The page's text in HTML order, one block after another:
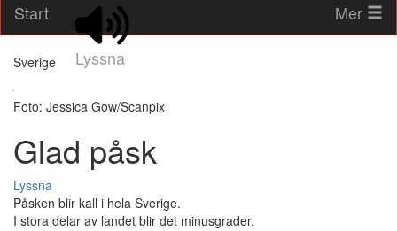
Start
Lyssna
Mer
Sverige
Foto: Jessica Gow/Scanpix
Glad påsk
Lyssna
Påsken blir kall i hela Sverige.
I stora delar av landet blir det minusgrader.